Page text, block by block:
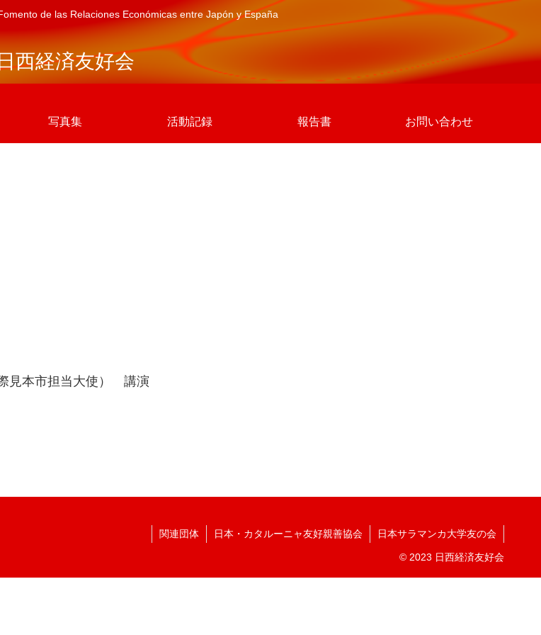
de las Relaciones Económicas entre Japón y España
日西経済友好会
写真集 活動記録 報告書 お問い合わせ
見本市担当大使） 講演
関連団体 日本・カタルーニャ友好親善協会 日本サラマンカ大学友の会
© 2023 日西経済友好会